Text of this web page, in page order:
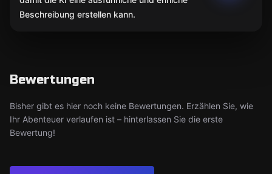
Beschreibung erstellen kann.
Bewertungen
Bisher gibt es hier noch keine Bewertungen. Erzählen Sie, wie
Ihr Abenteuer verlaufen ist – hinterlassen Sie die erste
Bewertung!